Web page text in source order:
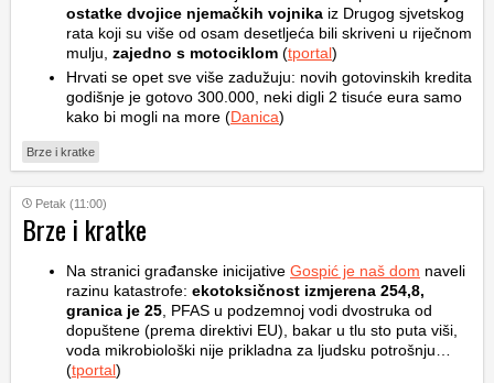
ostatke dvojice njemačkih vojnika iz Drugog sjvetskog
rata koji su više od osam desetljeća bili skriveni u riječnom
mulju, zajedno s motociklom (tportal)
Hrvati se opet sve više zadužuju: novih gotovinskih kredita
godišnje je gotovo 300.000, neki digli 2 tisuće eura samo
kako bi mogli na more (Danica)
Brze i kratke
Petak (11:00)
Brze i kratke
Na stranici građanske inicijative Gospić je naš dom naveli
razinu katastrofe: ekotoksičnost izmjerena 254,8,
granica je 25 , PFAS u podzemnoj vodi dvostruka od
dopuštene (prema direktivi EU), bakar u tlu sto puta viši,
voda mikrobiološki nije prikladna za ljudsku potrošnju…
(tportal)